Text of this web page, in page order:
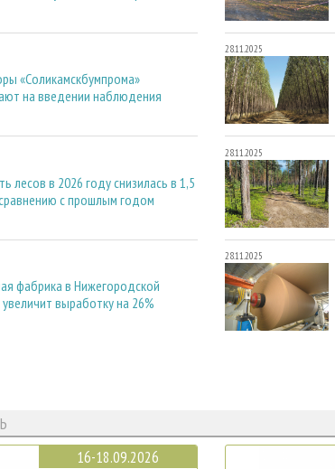
«Соликамскбумпрома»
на введении наблюдения
лесов в 2026 году снизилась в 1,5
с прошлым годом
фабрика в Нижегородской
выработку на 26%
28.11.2025
28.11.2025
28.11.2025
16-18.09.2026